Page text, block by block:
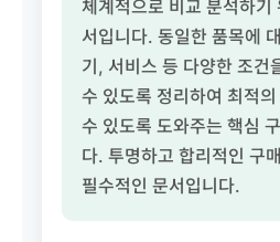
체계적으로 비교 분석하기
서입니다. 동일한 품목에
기, 서비스 등 다양한 조건
수 있도록 정리하여 최적
수 있도록 도와주는 핵심
다. 투명하고 합리적인 구
필수적인 문서입니다.